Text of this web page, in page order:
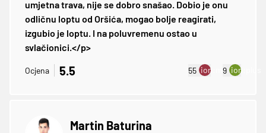
umjetna trava, nije se dobro snašao. Dobio je onu
odličnu loptu od Oršića, mogao bolje reagirati,
izgubio je loptu. I na poluvremenu ostao u
svlačionici.</p>
Ocjena 5.5 55 ion:minus
9 ion:plus
Martin Baturina